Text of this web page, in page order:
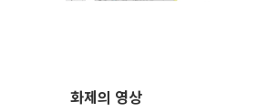
화제의 영상